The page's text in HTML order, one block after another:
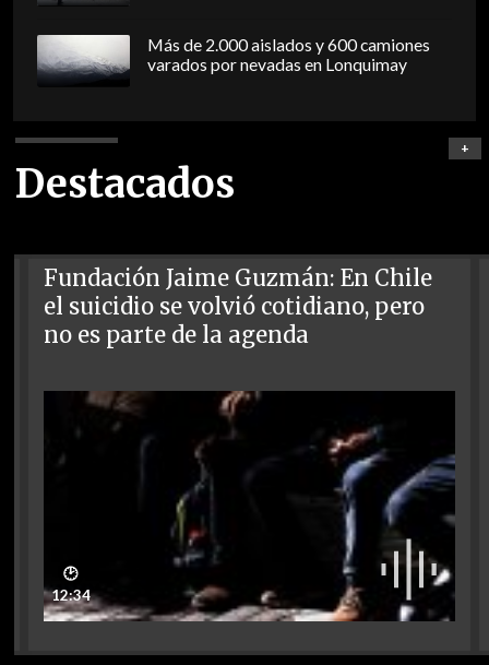
Más de 2.000 aislados y 600 camiones
varados por nevadas en Lonquimay
Destacados
+
Fundación Jaime Guzmán: En Chile
el suicidio se volvió cotidiano, pero
no es parte de la agenda
🕑
12:34